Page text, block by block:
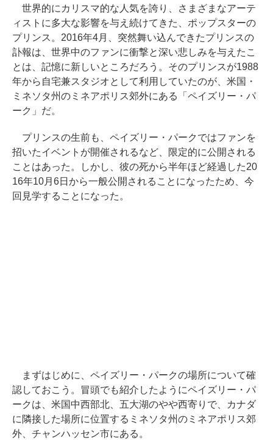
世界的にカリスマ的な人気を誇り、さまざまなアーテ
ィストに多大な影響を与え続けてきた、ポップスターの
プリンス。2016年4月、突然舞い込んできたプリンスの
訃報は、世界中のファンに衝撃と深い悲しみを与えたこ
とは、記憶に新しいところだろう。そのプリンスが1988
年から自宅兼スタジオとして利用していたのが、米国・
ミネソタ州のミネアポリス郊外にある「ペイズリー・パ
ーク」だ。
プリンスの生前も、ペイズリー・パークではファンを
招いたイベントが開催されるなど、限定的に公開される
ことはあった。しかし、彼の死から半年ほど経過した20
16年10月6日から一般公開されることになったため、今
回見学することになった。
まずはじめに、ペイズリー・パークの場所について確
認しておこう。冒頭でも紹介したようにペイズリー・パ
ークは、米国中西部北、五大湖のやや西寄りで、カナダ
に隣接した場所に位置するミネソタ州のミネアポリス郊
外、チャンハッセン市にある。